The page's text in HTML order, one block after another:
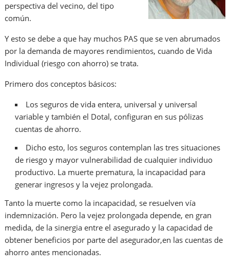
perspectiva del vecino, del tipo
común.
Y esto se debe a que hay muchos PAS que se ven abrumados
por la demanda de mayores rendimientos, cuando de Vida
Individual (riesgo con ahorro) se trata.
Primero dos conceptos básicos:
Los seguros de vida entera, universal y universal
variable y también el Dotal, configuran en sus pólizas
cuentas de ahorro.
Dicho esto, los seguros contemplan las tres situaciones
de riesgo y mayor vulnerabilidad de cualquier individuo
productivo. La muerte prematura, la incapacidad para
generar ingresos y la vejez prolongada.
Tanto la muerte como la incapacidad, se resuelven vía
indemnización. Pero la vejez prolongada depende, en gran
medida, de la sinergia entre el asegurado y la capacidad de
obtener beneficios por parte del asegurador,en las cuentas de
ahorro antes mencionadas.